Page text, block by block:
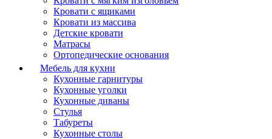
Кровати с ящиками
Кровати из массива
Детские кровати
Матрасы
Ортопедические основания
Мебель для кухни
Кухонные гарнитуры
Кухонные уголки
Кухонные диваны
Стулья
Табуреты
Кухонные столы